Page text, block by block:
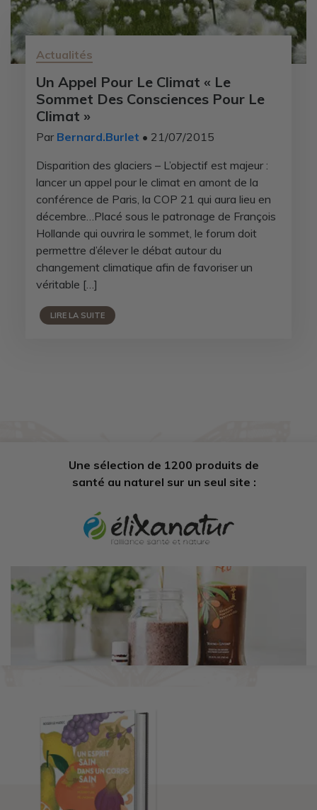
Actualités
Un Appel Pour Le Climat « Le
Sommet Des Consciences Pour Le
Climat »
Par Bernard.Burlet • 21/07/2015
Disparition des glaciers – L’objectif est majeur :
lancer un appel pour le climat en amont de la
conférence de Paris, la COP 21 qui aura lieu en
décembre…Placé sous le patronage de François
Hollande qui ouvrira le sommet, le forum doit
permettre d’élever le débat autour du
changement climatique afin de favoriser un
véritable […]
LIRE LA SUITE
Une sélection de 1200 produits de
santé au naturel sur un seul site :